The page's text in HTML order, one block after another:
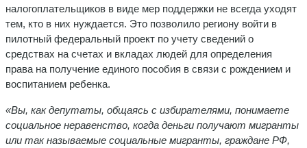
налогоплательщиков в виде мер поддержки не всегда уходят
тем, кто в них нуждается. Это позволило региону войти в
пилотный федеральный проект по учету сведений о
средствах на счетах и вкладах людей для определения
права на получение единого пособия в связи с рождением и
воспитанием ребенка.
«Вы, как депутаты, общаясь с избирателями, понимаете
социальное неравенство, когда деньги получают мигранты
или так называемые социальные мигранты, граждане РФ,